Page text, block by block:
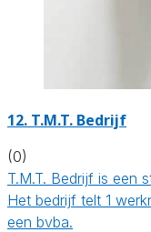
12. T.M.T. Bedrijf
(0)
T.M.T. Bedrijf is een
Het bedrijf telt 1
een bvba.